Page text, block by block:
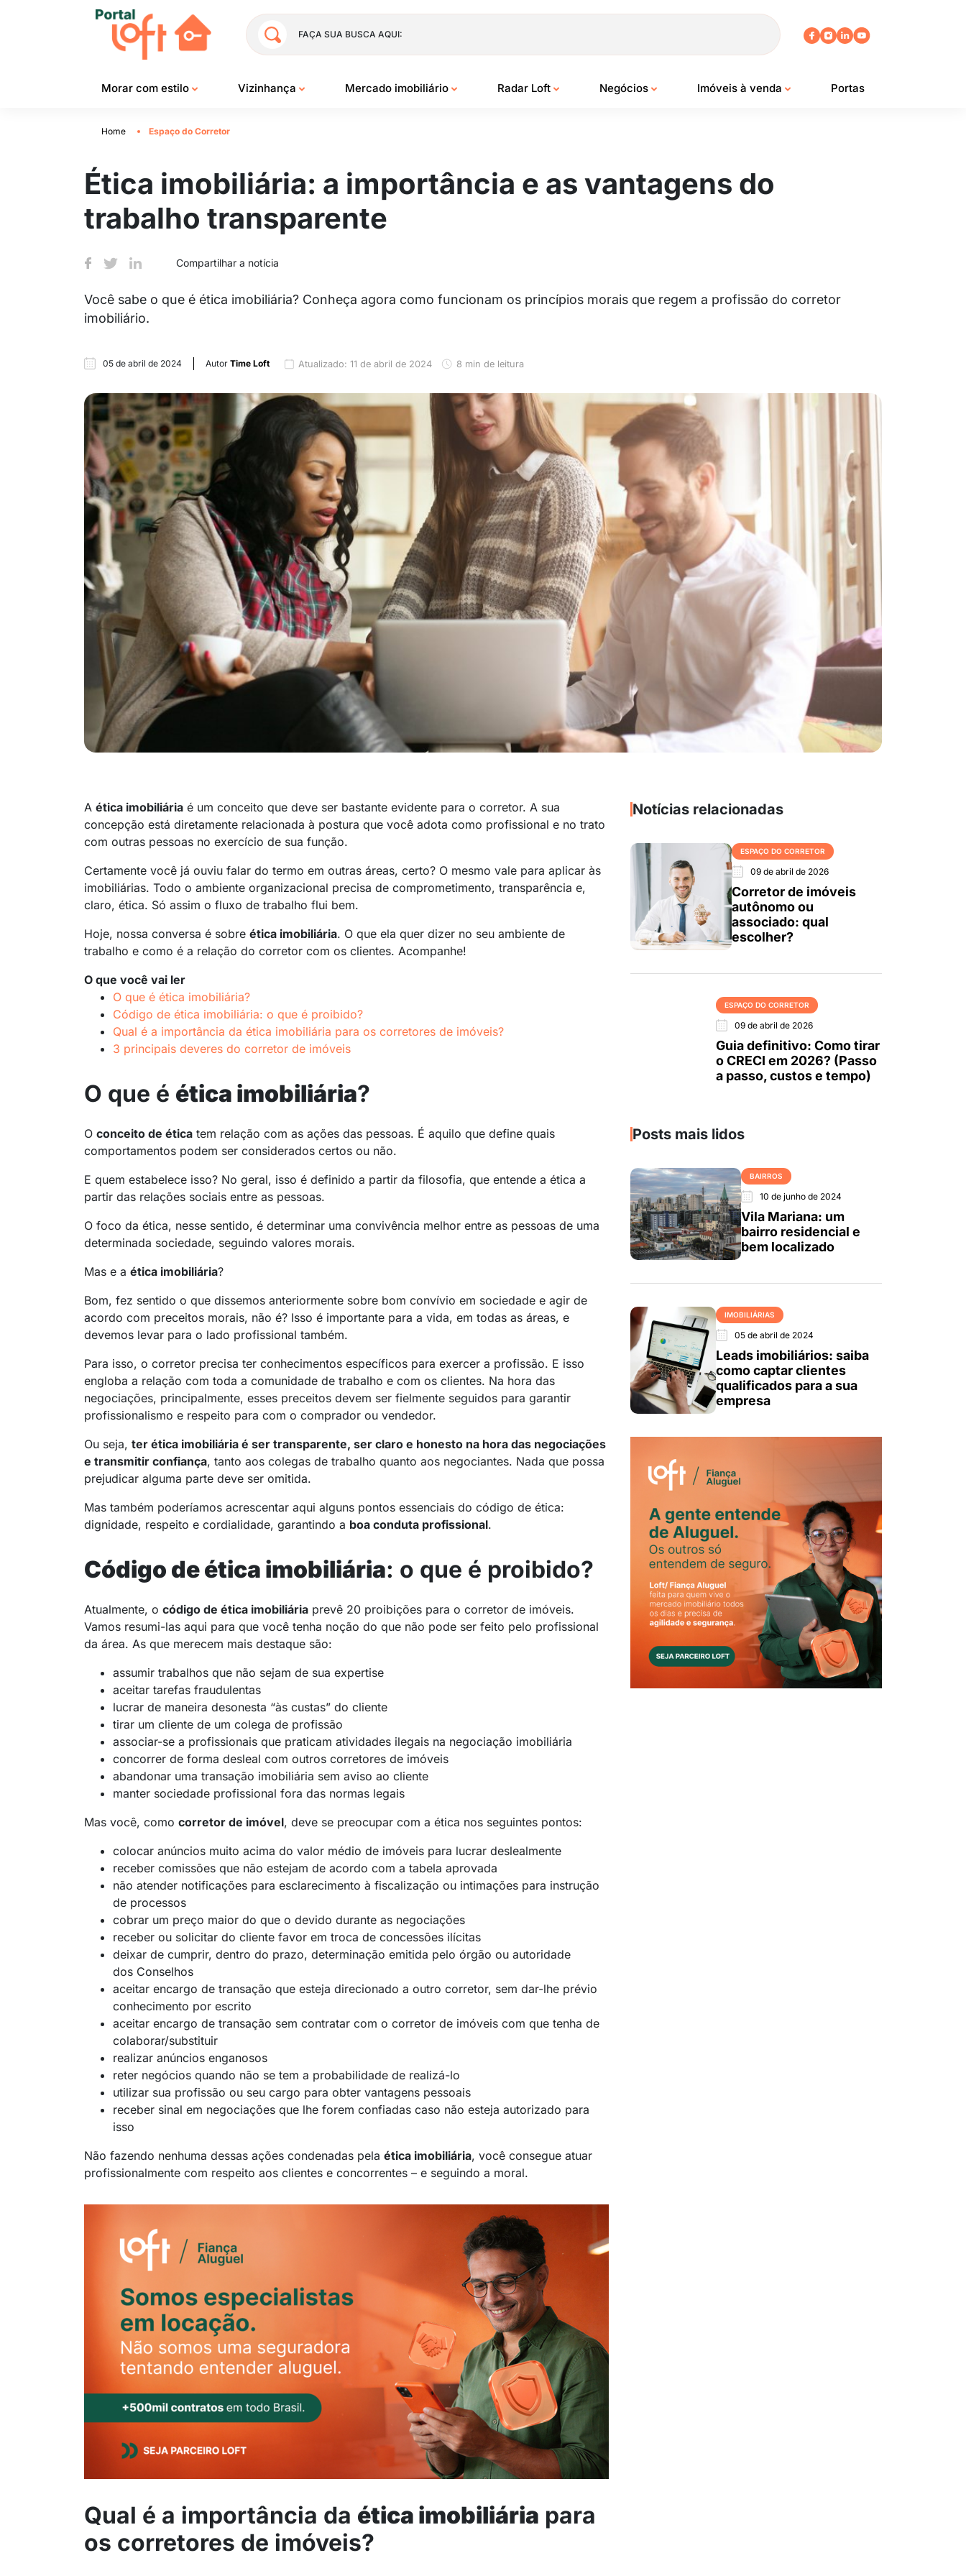
FAÇA SUA BUSCA AQUI:
Morar com estilo Vizinhança Mercado imobiliário Radar Loft Negócios Imóveis à venda Portas
Home Espaço do Corretor
Ética imobiliária: a importância e as vantagens do
trabalho transparente
Compartilhar a notícia
Você sabe o que é ética imobiliária? Conheça agora como funcionam os princípios morais que regem a profissão do corretor
imobiliário.
05 de abril de 2024 Autor Time Loft Atualizado: 11 de abril de 2024 8 min de leitura
A ética imobiliária é um conceito que deve ser bastante evidente para o corretor. A sua
concepção está diretamente relacionada à postura que você adota como profissional e no trato
com outras pessoas no exercício de sua função.
Certamente você já ouviu falar do termo em outras áreas, certo? O mesmo vale para aplicar às
imobiliárias. Todo o ambiente organizacional precisa de comprometimento, transparência e,
claro, ética. Só assim o fluxo de trabalho flui bem.
Hoje, nossa conversa é sobre ética imobiliária. O que ela quer dizer no seu ambiente de
trabalho e como é a relação do corretor com os clientes. Acompanhe!
O que você vai ler
O que é ética imobiliária?
Código de ética imobiliária: o que é proibido?
Qual é a importância da ética imobiliária para os corretores de imóveis?
3 principais deveres do corretor de imóveis
O que é ética imobiliária?
O conceito de ética tem relação com as ações das pessoas. É aquilo que define quais
comportamentos podem ser considerados certos ou não.
E quem estabelece isso? No geral, isso é definido a partir da filosofia, que entende a ética a
partir das relações sociais entre as pessoas.
O foco da ética, nesse sentido, é determinar uma convivência melhor entre as pessoas de uma
determinada sociedade, seguindo valores morais.
Mas e a ética imobiliária?
Bom, fez sentido o que dissemos anteriormente sobre bom convívio em sociedade e agir de
acordo com preceitos morais, não é? Isso é importante para a vida, em todas as áreas, e
devemos levar para o lado profissional também.
Para isso, o corretor precisa ter conhecimentos específicos para exercer a profissão. E isso
engloba a relação com toda a comunidade de trabalho e com os clientes. Na hora das
negociações, principalmente, esses preceitos devem ser fielmente seguidos para garantir
profissionalismo e respeito para com o comprador ou vendedor.
Ou seja, ter ética imobiliária é ser transparente, ser claro e honesto na hora das negociações
e transmitir confiança, tanto aos colegas de trabalho quanto aos negociantes. Nada que possa
prejudicar alguma parte deve ser omitida.
Mas também poderíamos acrescentar aqui alguns pontos essenciais do código de ética:
dignidade, respeito e cordialidade, garantindo a boa conduta profissional.
Código de ética imobiliária: o que é proibido?
Atualmente, o código de ética imobiliária prevê 20 proibições para o corretor de imóveis.
Vamos resumi-las aqui para que você tenha noção do que não pode ser feito pelo profissional
da área. As que merecem mais destaque são:
assumir trabalhos que não sejam de sua expertise
aceitar tarefas fraudulentas
lucrar de maneira desonesta “às custas” do cliente
tirar um cliente de um colega de profissão
associar-se a profissionais que praticam atividades ilegais na negociação imobiliária
concorrer de forma desleal com outros corretores de imóveis
abandonar uma transação imobiliária sem aviso ao cliente
manter sociedade profissional fora das normas legais
Mas você, como corretor de imóvel, deve se preocupar com a ética nos seguintes pontos:
colocar anúncios muito acima do valor médio de imóveis para lucrar deslealmente
receber comissões que não estejam de acordo com a tabela aprovada
não atender notificações para esclarecimento à fiscalização ou intimações para instrução
de processos
cobrar um preço maior do que o devido durante as negociações
receber ou solicitar do cliente favor em troca de concessões ilícitas
deixar de cumprir, dentro do prazo, determinação emitida pelo órgão ou autoridade
dos Conselhos
aceitar encargo de transação que esteja direcionado a outro corretor, sem dar-lhe prévio
conhecimento por escrito
aceitar encargo de transação sem contratar com o corretor de imóveis com que tenha de
colaborar/substituir
realizar anúncios enganosos
reter negócios quando não se tem a probabilidade de realizá-lo
utilizar sua profissão ou seu cargo para obter vantagens pessoais
receber sinal em negociações que lhe forem confiadas caso não esteja autorizado para
isso
Não fazendo nenhuma dessas ações condenadas pela ética imobiliária, você consegue atuar
profissionalmente com respeito aos clientes e concorrentes – e seguindo a moral.
Qual é a importância da ética imobiliária para
os corretores de imóveis?
Notícias relacionadas
ESPAÇO DO CORRETOR
09 de abril de 2026
Corretor de imóveis
autônomo ou
associado: qual
escolher?
ESPAÇO DO CORRETOR
09 de abril de 2026
Guia definitivo: Como tirar
o CRECI em 2026? (Passo
a passo, custos e tempo)
Posts mais lidos
BAIRROS
10 de junho de 2024
Vila Mariana: um
bairro residencial e
bem localizado
IMOBILIÁRIAS
05 de abril de 2024
Leads imobiliários: saiba
como captar clientes
qualificados para a sua
empresa